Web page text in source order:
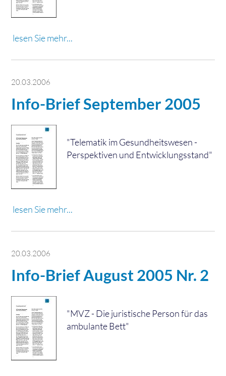
lesen Sie mehr...
20.03.2006
Info-Brief September 2005
"Telematik im Gesundheitswesen -
Perspektiven und Entwicklungsstand"
lesen Sie mehr...
20.03.2006
Info-Brief August 2005 Nr. 2
"MVZ - Die juristische Person für das
ambulante Bett"